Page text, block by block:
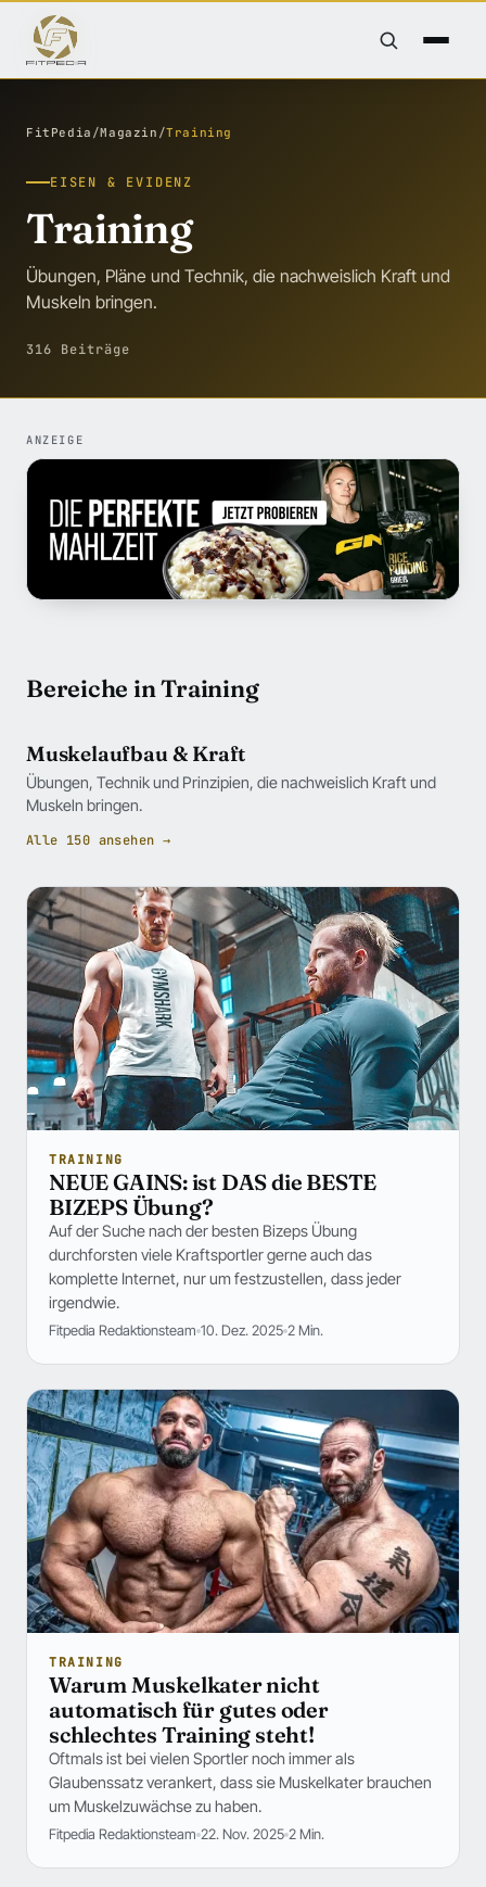
FitPedia /Magazin /Training
EISEN & EVIDENZ
Training
Übungen, Pläne und Technik, die nachweislich Kraft und
Muskeln bringen.
316 Beiträge
ANZEIGE
Bereiche in Training
Muskelaufbau & Kraft
Übungen, Technik und Prinzipien, die nachweislich Kraft und
Muskeln bringen.
Alle 150 ansehen →
TRAINING
NEUE GAINS: ist DAS die BESTE
BIZEPS Übung?
Auf der Suche nach der besten Bizeps Übung
durchforsten viele Kraftsportler gerne auch das
komplette Internet, nur um festzustellen, dass jeder
irgendwie.
Fitpedia Redaktionsteam 10. Dez. 2025 2 Min.
TRAINING
Warum Muskelkater nicht
automatisch für gutes oder
schlechtes Training steht!
Oftmals ist bei vielen Sportler noch immer als
Glaubenssatz verankert, dass sie Muskelkater brauchen
um Muskelzuwächse zu haben.
Fitpedia Redaktionsteam 22. Nov. 2025 2 Min.